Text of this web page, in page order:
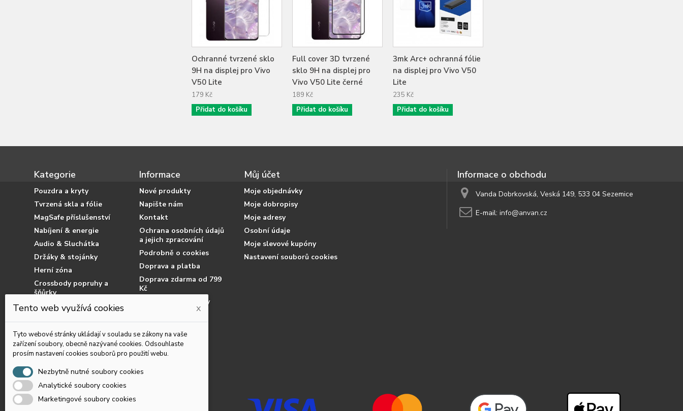
Ochranné tvrzené sklo
9H na displej pro Vivo
V50 Lite
179 Kč
Přidat do košíku
Full cover 3D tvrzené
sklo 9H na displej pro
Vivo V50 Lite černé
189 Kč
Přidat do košíku
3mk Arc+ ochranná fólie
na displej pro Vivo V50
Lite
235 Kč
Přidat do košíku
Kategorie
Pouzdra a kryty
Tvrzená skla a fólie
MagSafe příslušenství
Nabíjení & energie
Audio & Sluchátka
Držáky & stojánky
Herní zóna
Crossbody popruhy a
šňůrky
Příslušenství pro tablety
Chytré prsteny
Podvodní pouzdra
Výprodej
Informace
Nové produkty
Napište nám
Kontakt
Ochrana osobních údajů
a jejich zpracování
Podrobně o cookies
Doprava a platba
Doprava zdarma od 799
Kč
Obchodní podmínky
Dostupnost zboží
Můj účet
Moje objednávky
Moje dobropisy
Moje adresy
Osobní údaje
Moje slevové kupóny
Nastavení souborů cookies
Informace o obchodu
Vanda Dobrkovská, Veská 149, 533 04 Sezemice
E-mail: info@anvan.cz
Tento web využívá cookies x
Tyto webové stránky ukládají v souladu se zákony na vaše
zařízení soubory, obecně nazývané cookies. Odsouhlaste
prosím nastavení cookies souborů pro použití webu.
Nezbytně nutné soubory cookies
Analytické soubory cookies
Marketingové soubory cookies